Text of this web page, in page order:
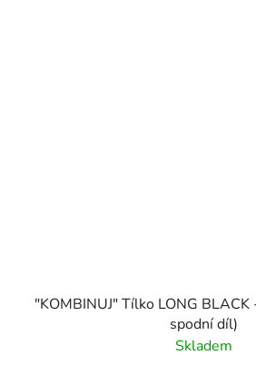
"KOMBINUJ" Tílko LONG
spodní díl)
Skladem